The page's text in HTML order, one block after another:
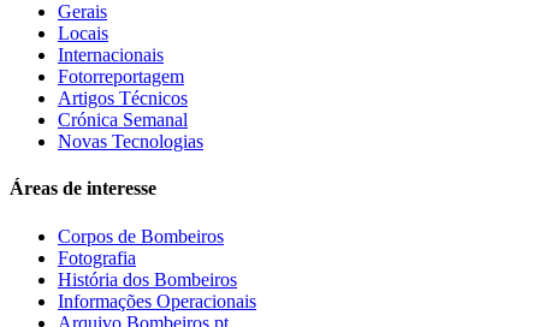
Gerais
Locais
Internacionais
Fotorreportagem
Artigos Técnicos
Crónica Semanal
Novas Tecnologias
Áreas de interesse
Corpos de Bombeiros
Fotografia
História dos Bombeiros
Informações Operacionais
Arquivo Bombeiros.pt